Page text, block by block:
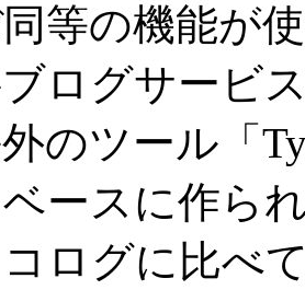
等の機能が
ログサービ
のツール「
ースに作ら
ログに比べ